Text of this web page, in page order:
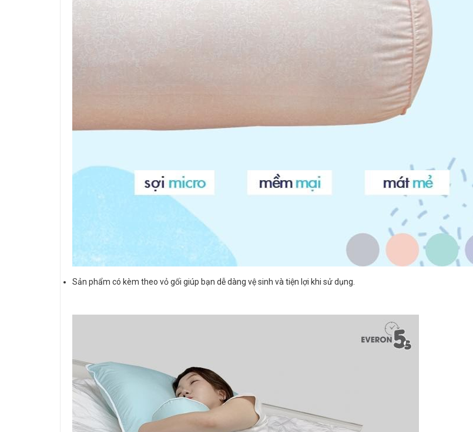
Sản phẩm có kèm theo vỏ gối giúp bạn dễ dàng vệ sinh và tiện lợi khi sử dụng.